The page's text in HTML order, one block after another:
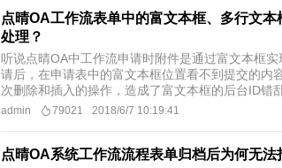
点晴OA工作流表单中的富文本框、多行文
处理？
听说点晴OA中工作流申请时附件是通过富文本框
请后，在申请表中的富文本框位置看不到提交的内
次删除和插入的操作，造成了富文本框的后台ID错
admin 79021 2018/6/7 10:19:41
点晴OA系统工作流流程表单归档后为何无法